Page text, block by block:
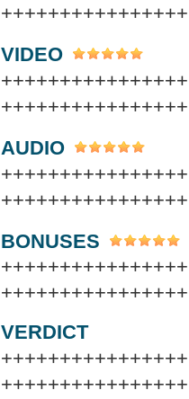
VIDEO
AUDIO
BONUSES
VERDICT